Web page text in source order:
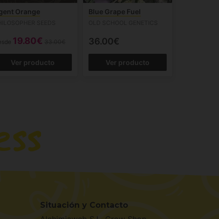
Orange
19.80€
Ver producto
Blue Grape Fuel
36.00€
Ver producto
Situación y Contacto